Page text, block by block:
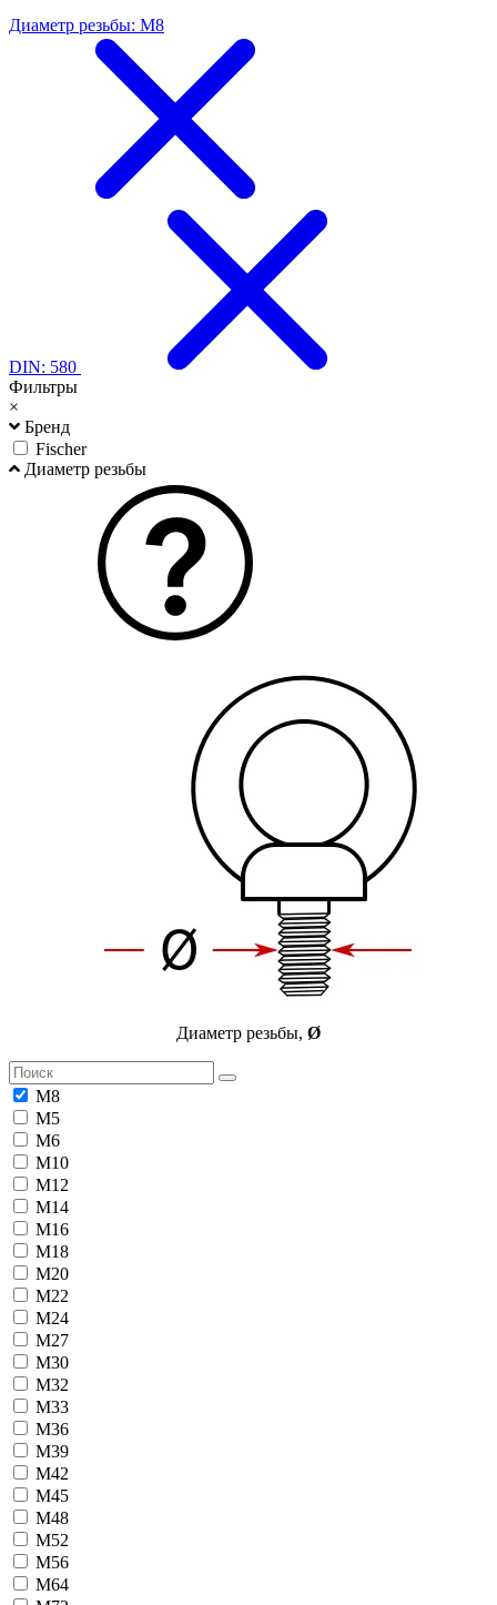
Диаметр резьбы: М8
DIN: 580
Фильтры
×
Бренд
Fischer
Диаметр резьбы
Диаметр резьбы, Ø
М8
М5
М6
М10
М12
М14
М16
М18
М20
М22
М24
М27
М30
М32
М33
М36
М39
М42
М45
М48
М52
М56
М64